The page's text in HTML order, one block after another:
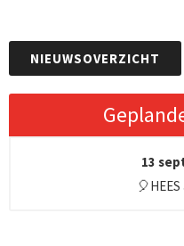
NIEUWSOVERZICHT
13